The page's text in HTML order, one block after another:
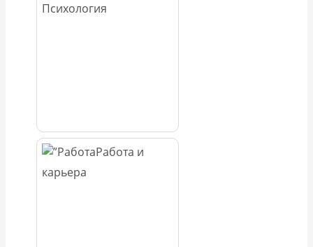
Психология
Работа и
карьера